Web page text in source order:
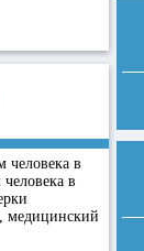
человека в
в
медицинский